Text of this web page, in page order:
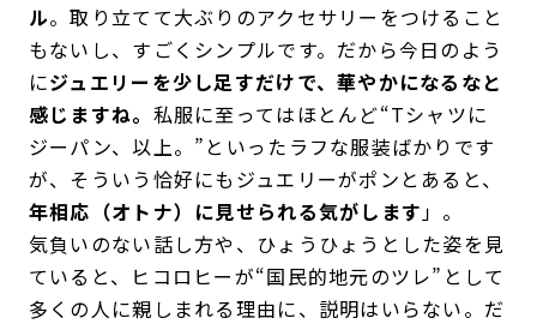
ル。取り立てて大ぶりのアクセサリーをつけること
もないし、すごくシンプルです。だから今日のよう
にジュエリーを少し足すだけで、華やかになるなと
感じますね。 私服に至ってはほとんど“Tシャツに
ジーパン、以上。”といったラフな服装ばかりです
が、そういう恰好にもジュエリーがポンとあると、
年相応（オトナ）に見せられる気がします 」。
気負いのない話し方や、ひょうひょうとした姿を見
ていると、ヒコロヒーが“国民的地元のツレ”として
多くの人に親しまれる理由に、説明はいらない。だ